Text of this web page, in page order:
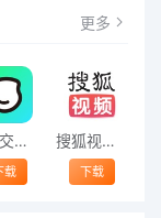
更多
青芒交友软件官方版2021 v1.3
载
搜狐视频app免费送会员下载安装到手机 v8.8.5
下载